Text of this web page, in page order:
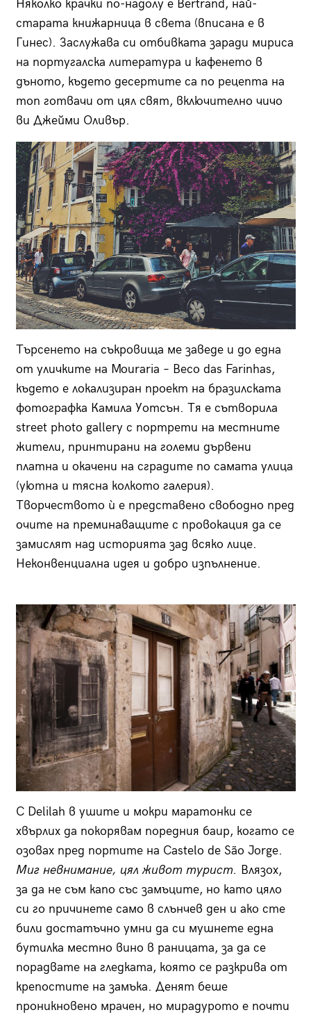
Няколко крачки по-надолу е Bertrand, най-
старата книжарница в света (вписана е в
Гинес). Заслужава си отбивката заради мириса
на португалска литература и кафенето в
дъното, където десертите са по рецепта на
топ готвачи от цял свят, включително чичо
ви Джейми Оливър.
Търсенето на съкровища ме заведе и до една
от уличките на Mouraria – Beco das Farinhas,
където е локализиран проект на бразилската
фотографка Камила Уотсън. Тя е сътворила
street photo galleryс портрети на местните
жители, принтирани на големи дървени
платна и окачени на сградите по самата улица
(уютна и тясна колкото галерия).
Творчеството ѝ е представено свободно пред
очите на преминаващите с провокация да се
замислят над историята зад всяко лице.
Неконвенциална идея и добро изпълнение.
С Delilah в ушите и мокри маратонки се
хвърлих да покорявам поредния баир, когато се
озовах пред портите на Castelo de São Jorge.
Миг невнимание, цял живот турист. Влязох,
за да не съм капо със замъците, но като цяло
си го причинете само в слънчев ден и ако сте
били достатъчно умни да си мушнете една
бутилка местно вино в раницата, за да се
порадвате на гледката, която се разкрива от
крепостите на замъка. Денят беше
проникновено мрачен, но мирадурото е почти